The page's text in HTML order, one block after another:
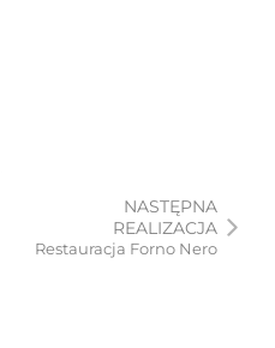
NASTĘPNA
REALIZACJA
Restauracja Forno Nero